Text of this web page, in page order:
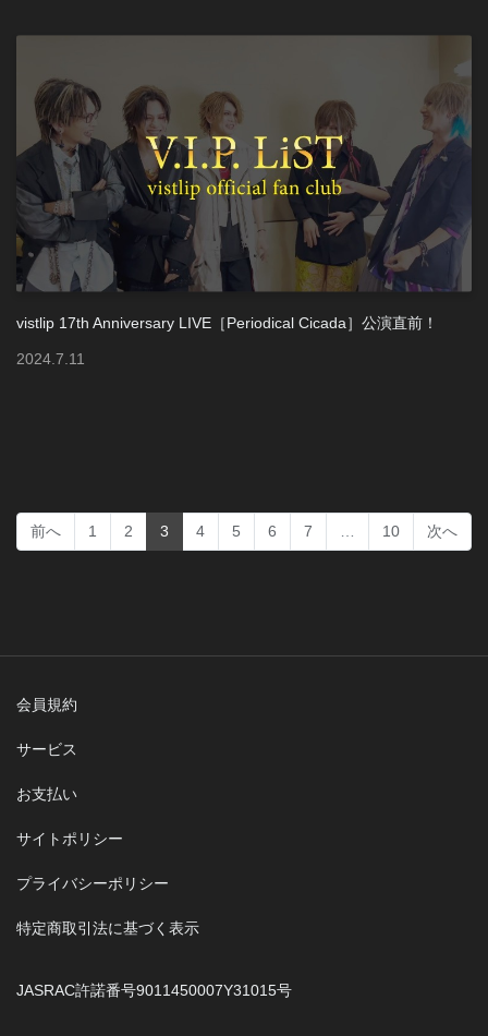
vistlip 17th Anniversary LIVE［Periodical Cicada］公演直前！
2024 7 11
前へ 1 2 3 (current)
4 5 6 7 10 次へ
会員規約
サービス
お支払い
サイトポリシー
プライバシーポリシー
特定商取引法に基づく表示
JASRAC許諾番号9011450007Y31015号